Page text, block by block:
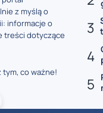
z myślą o
informacje o
treści dotyczące
tym, co ważne!